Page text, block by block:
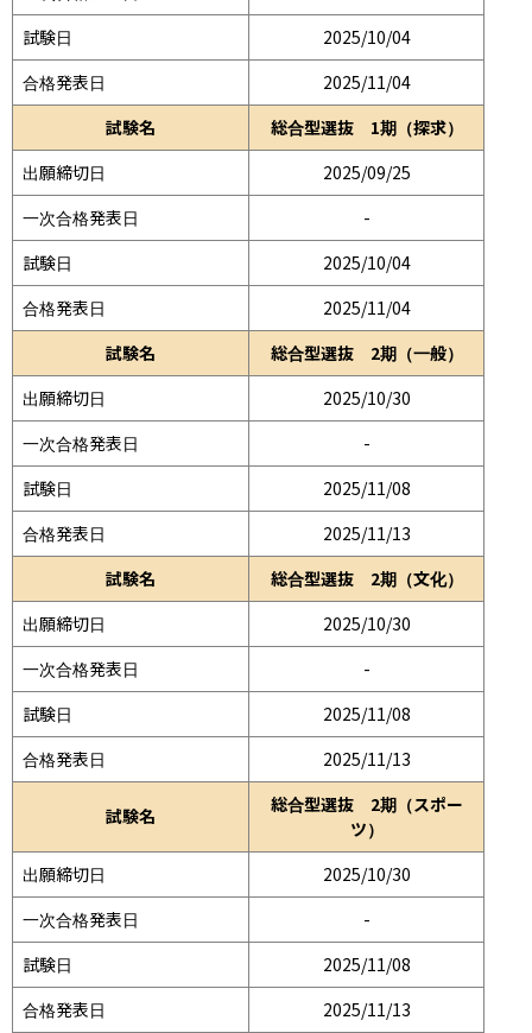
試験日
2025/10/04
合格発表日
2025/11/04
試験名
総合型選抜 1期（探求）
出願締切日
2025/09/25
一次合格発表日
-
試験日
2025/10/04
合格発表日
2025/11/04
試験名
総合型選抜 2期（一般）
出願締切日
2025/10/30
一次合格発表日
-
試験日
2025/11/08
合格発表日
2025/11/13
試験名
総合型選抜 2期（文化）
出願締切日
2025/10/30
一次合格発表日
-
試験日
2025/11/08
合格発表日
2025/11/13
試験名
総合型選抜 2期（スポー
ツ）
出願締切日
2025/10/30
一次合格発表日
-
試験日
2025/11/08
合格発表日
2025/11/13